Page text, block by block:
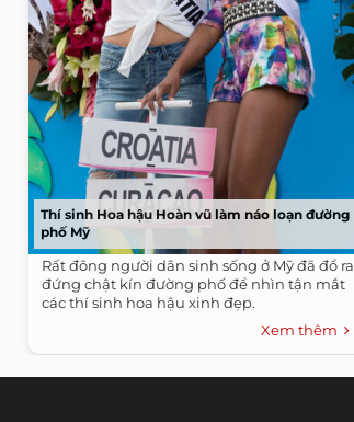
Thí sinh Hoa hậu Hoàn vũ làm náo loạn đường
phố Mỹ
Rất đông người dân sinh sống ở Mỹ đã đổ ra
đứng chật kín đường phố để nhìn tận mắt
các thí sinh hoa hậu xinh đẹp.
Xem thêm